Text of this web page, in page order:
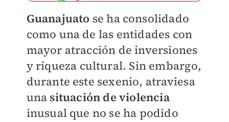
Guanajuato se ha consolidado
como una de las entidades con
mayor atracción de inversiones
y riqueza cultural. Sin embargo,
durante este sexenio, atraviesa
una situación de violencia
inusual que no se ha podido